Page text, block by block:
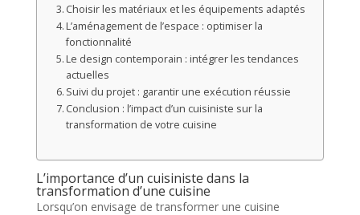
Choisir les matériaux et les équipements adaptés
L’aménagement de l’espace : optimiser la
fonctionnalité
Le design contemporain : intégrer les tendances
actuelles
Suivi du projet : garantir une exécution réussie
Conclusion : l’impact d’un cuisiniste sur la
transformation de votre cuisine
L’importance d’un cuisiniste dans la
transformation d’une cuisine
Lorsqu’on envisage de transformer une cuisine